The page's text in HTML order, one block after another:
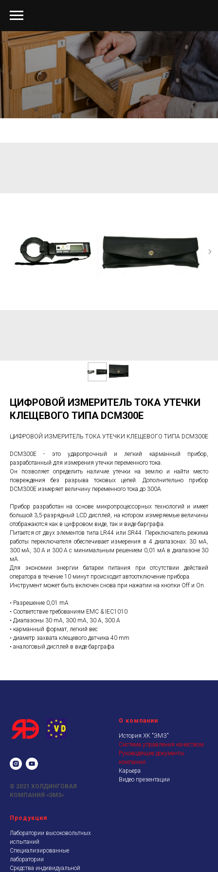
ЦИФРОВОЙ ИЗМЕРИТЕЛЬ ТОКА УТЕЧКИ
КЛЕЩЕВОГО ТИПА DCM300E
ЦИФРОВОЙ ИЗМЕРИТЕЛЬ ТОКА УТЕЧКИ КЛЕЩЕВОГО ТИПА DCM300E
DCM300E - это ударопрочный и легкий карманный прибор,
разработанный для измерения утечки переменного тока.
Он позволяет определить наличие утечки на землю и найти место
повреждения без разрыва токовых цепей. Дополнительно прибор
DCM300E измеряет величину переменного тока до 300А.
Прибор разработан на основе микропроцессорных технологий и имеет
большой 3,5-разрядный LCD дисплей, на котором измеряемые величины
отображаются как в цифровом виде, так и виде барграфа.
Питается от двух элементов типа LR44 или SR44. Переключатель режима
работы переключателя обеспечивает измерения в 4 диапазонах: 30 мА,
300 мА, 30 A и 300 A с минимальным решением 0,01 мА в диапазоне 30
мА.
Для экономии энергии батареи питания при отсутствии действий
оператора в течение 10 минут происходит автоотключение прибора.
Инструмент может быть включен снова при нажатии на кнопки Off и On.
• Разрешение 0,01 mA
• Соответствие требованиям EMC & IEC1010
• Диапазоны 30 mA, 300 mA, 30 A, 300 A
• карманный формат, легкий вес
• диаметр захвата клещевого датчика 40 mm
• аналоговый дисплей в виде барграфа
© 2021 ХОЛДИНГОВАЯ
КОМПАНИЯ «ЭМЗ»
О компании
История ХК "ЭМЗ"
Система управления качеством
Руководящие документы
компании
Карьера
Видео презентации
Продукция
Лаборатории высоковольтных
испытаний
Специализированные
лаборатории
Средства индивидуальной